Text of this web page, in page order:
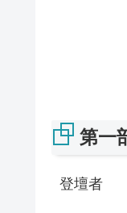
第一
登壇者